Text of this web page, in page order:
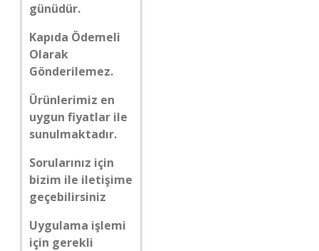
günüdür.
Kapıda Ödemeli
Olarak
Gönderilemez.
Ürünlerimiz en
uygun fiyatlar ile
sunulmaktadır.
Sorularınız için
bizim ile iletişime
geçebilirsiniz
Uygulama işlemi
için gerekli